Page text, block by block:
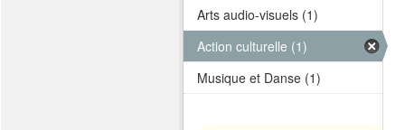
Arts audio-visuels (1)
Action culturelle (1)
Musique et Danse (1)